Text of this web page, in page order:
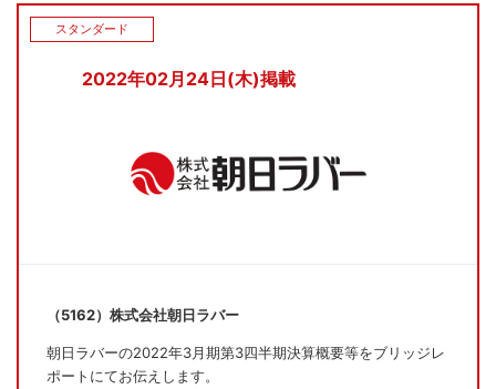
2022年02月24日(木)掲載
スタンダード
（5162）株式会社朝日ラバー
朝日ラバーの2022年3月期第3四半期決算概要等をブリッジレ
ポートにてお伝えします。